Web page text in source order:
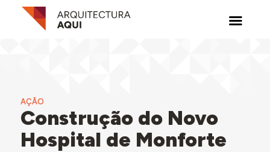
AÇÃO
Construção do Novo
Hospital de Monforte